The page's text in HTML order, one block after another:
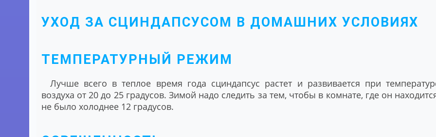
УХОД ЗА СЦИНДАПСУСОМ В ДОМАШНИХ УСЛОВИЯХ
ТЕМПЕРАТУРНЫЙ РЕЖИМ
Лучше всего в теплое время года сциндапсус растет и развивается при
воздуха от 20 до 25 градусов. Зимой надо следить за тем, чтобы в комнате, где он
не было холоднее 12 градусов.